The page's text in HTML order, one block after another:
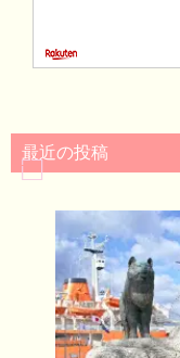
最近の投稿